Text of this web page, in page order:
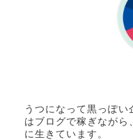
うつになって黒っぽ
はブログで稼ぎながら
に生きています。